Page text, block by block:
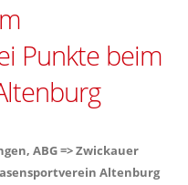
Punkte beim
ABG => Zwickauer
Altenburg